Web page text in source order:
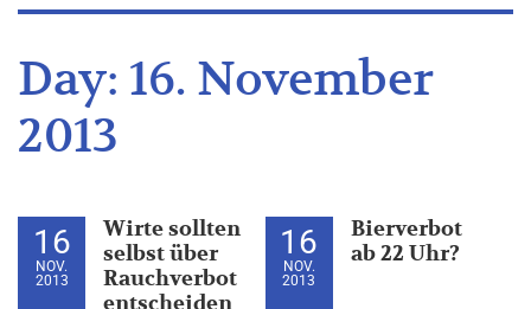
Day: 16. November
2013
16
NOV.
2013
Wirte sollten
selbst über
Rauchverbot
16
NOV.
2013
Bierverbot
ab 22 Uhr?